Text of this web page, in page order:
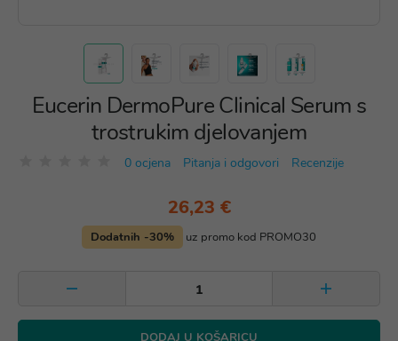
Eucerin DermoPure Clinical Serum s
trostrukim djelovanjem
0 ocjena Pitanja i odgovori Recenzije
26,23 €
Dodatnih -30% uz promo kod PROMO30
DODAJ U KOŠARICU